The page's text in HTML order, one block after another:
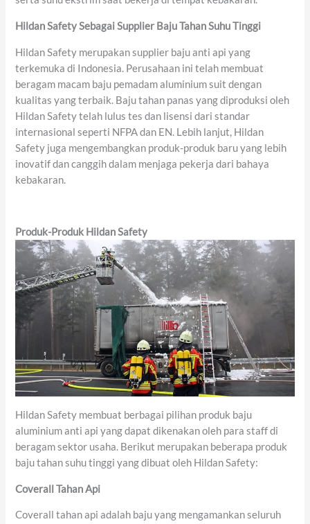
Hildan Safety Sebagai Supplier Baju Tahan Suhu Tinggi
Hildan Safety merupakan supplier baju anti api yang
terkemuka di Indonesia. Perusahaan ini telah membuat
beragam macam baju pemadam aluminium suit dengan
kualitas yang terbaik. Baju tahan panas yang diproduksi oleh
Hildan Safety telah lulus tes dan lisensi dari standar
internasional seperti NFPA dan EN. Lebih lanjut, Hildan
Safety juga mengembangkan produk-produk baru yang lebih
inovatif dan canggih dalam menjaga pekerja dari bahaya
kebakaran.
Produk-Produk Hildan Safety
Hildan Safety membuat berbagai pilihan produk baju
aluminium anti api yang dapat dikenakan oleh para staff di
beragam sektor usaha. Berikut merupakan beberapa produk
baju tahan suhu tinggi yang dibuat oleh Hildan Safety:
Coverall Tahan Api
Coverall tahan api adalah baju yang mengamankan seluruh